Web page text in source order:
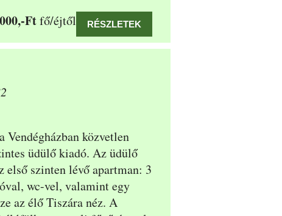
Ftfő/éjtől RÉSZLETEK
közvetlen
üdülő kiadó. Az üdülő
első szinten lévő apartman: 3
wc-vel, valamint egy
az élő Tiszára néz. A